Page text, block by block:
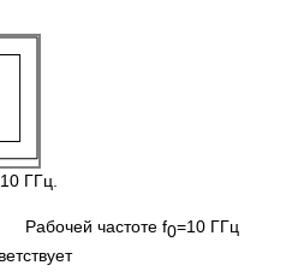
ГГц.
f0=10 ГГц